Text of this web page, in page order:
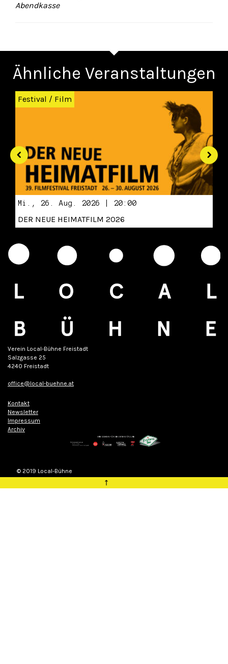
Abendkasse
Ähnliche Veranstaltungen
Zurück
Festival / Film
Mi., 26. Aug. 2026 | 20:00
DER NEUE HEIMATFILM 2026
Verein Local-Bühne Freistadt
Salzgasse 25
4240 Freistadt
office@local-buehne.at
Kontakt
Newsletter
Impressum
Archiv
© 2019 Local-Bühne